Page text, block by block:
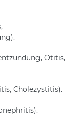
Otitis,
Cholezystitis).